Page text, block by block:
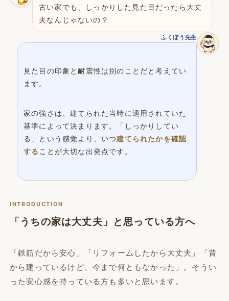
古い家でも、しっかりした見た目だったら大丈
夫なんじゃないの？
ふくぼう先生
見た目の印象と耐震性は別のことだと考えてい
ます。
家の強さは、建てられた当時に適用されていた
基準によって決まります。「しっかりしてい
る」という感覚より、 いつ建てられたかを確認
することが大切な出発点です。
INTRODUCTION
「うちの家は大丈夫」と思っている方へ
「鉄筋だから安心」「リフォームしたから大丈夫」「昔
から建っているけど、今まで何ともなかった」。そうい
った安心感を持っている方も多いと思います。